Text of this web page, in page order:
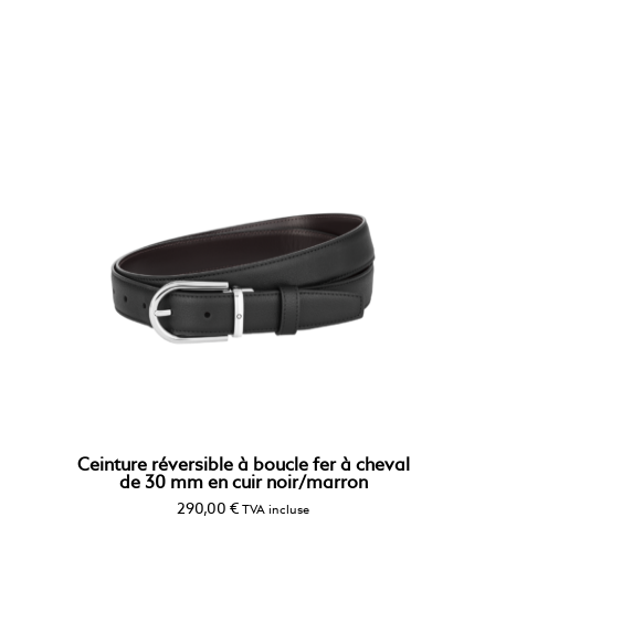
Ceinture réversible à boucle fer à cheval
de 30 mm en cuir noir/marron
290,00 € TVA incluse